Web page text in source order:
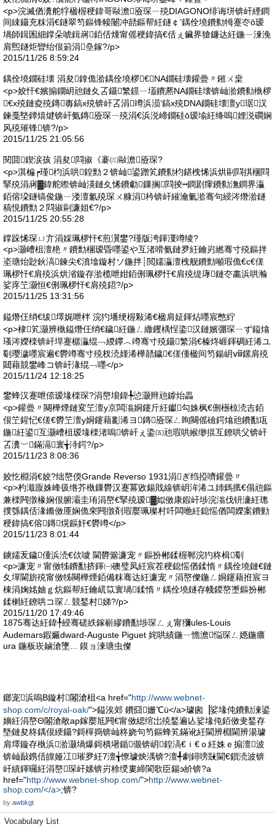
<p>浣滅偤瀵舵牸楹楃稉鍏哥敺澹厱琛ㄧ殑DIAGONO绯诲垪锛屽緸鐧
间綀鑷充粖涓€鐩翠笉鏂锋帹闄冲嚭鏂帮紝鐩￠’鍝佺墝鐨勬牳蹇冭ō瑷
堝師鍓囷細鐣朵唬鍓嶈銆佸煄甯傜稉鍏搞€佸ぇ鑶界獊鐮达紝鍦ㄧ湅浼
肩煕鐩炬矕绐佷箣涓皨鎵?/p>
2015/11/26 8:59:24
鍝佺墝鐗硅壊 涓夋鎿佹湁鍝佺墝椤€NA鐗硅壊鑵曡〃鎺ㄨ枽
<p>姣忓€嬪搧鐗岄兘鏈夊叾鑷繁鐛ㄧ壒鐨凞NA鐗硅壊锛屾湁鐨勬槸椤
€х殑鏈夌殑鏄毐鎬х殑锛屽叾涓竴浜涢’鎬х殑DNA鐗硅壊澶у琚汉
鍊戞墍鐔熺煡锛屽氨鏄厱琛ㄧ殑涓€浜涚崹鐗硅ō瑷堬紝绛嗚娌涚磵娴
风殑璀锋锛?/p>
2015/11/25 21:05:56
閱囬鍥涙孩 涓夋閰掓《褰㈢敺澹厱琛?
<p>淇楄┍瑾枃浜哄鍠勯２锛屾鍙蹭笂鐨勬枃鍖栧悕浜烘剾閰掑棞閰
掔殑涓嶈▓鍏舵暩锛屾渶鏈夊悕鐨勮鏁搁閰掕┅鐧剧瘒鐨勬潕鐧界灜
銆傛垜鐩镐俊鍦ㄧ溇澶氱殑琛ㄨ糠涓枔锛屽繀瀹氭湁骞句綅涔熸湁鐩
稿悓鐨勯２閰掓剾濂姐€?/p>
2015/11/25 20:55:28
鐣跺悕琛ㄩ亣涓婇珮椤忓€煎瀷鐢?瑾版洿鍕濅竴绫?
<p>灏嶆柤澶栬〃鐨勯棞瑷昏嚜鍙や互渚嗗氨鏈夛紝鑰岃繎骞寸殑鏂拌
垐瑭炲尟鈥滈鍊尖€濆墖鏇村ソ鍦拌┊閲嬬灜澶栧舰鐨勯噸瑕佹€с€傞
珮椤忓€肩殑浜烘渻鏇存湁榄呭姏銆侀珮椤忓€肩殑缇庨鏈冭畵浜哄瀭
娑庝笁灏恒€侀珮椤忓€肩殑鍣?/p>
2015/11/25 13:31:56
鎰熸仼绡€绂墿娓呭柈 浣犳墦绠楃敤浠€楹肩姃鍕炶嚜宸憋紵
<p>棣笂灏辨槸鎰熸仼绡€鐬紝鍦ㄥ繖钁楀悜鍌汉鏈嬪弸琛ㄧず鎰熻
瑵涔嬫檪锛屽垾蹇樼灜绲﹁緵鑻︿竴骞寸殑鑷繁涓€榛炵崕鍕碉紝浠ユ
劅璎濊嚜宸遍€欎竴骞寸殑杈涜嫤浠樺嚭鐬€傞偅楹间笉鍚岄ⅷ鏍肩殑
閮藉競鐢峰コ锛屽湪绲﹁嚜</p>
2015/11/24 12:18:25
鐢蜂汉蹇呭倷瑷堟檪琛?涓嶅埌鍏╄惉灏辫兘鎼炲畾
<p>鑵曡〃闋樺煙鏈変笁澶у京闆滃姛鑳斤紝钀勾姝枫€侀檧椋涜吉銆
佷笁鍟忋€傞€欎笁澶у姛鑳藉彲浠ヨ鏄厱琛ㄥ眴闋傜礆鍔熻兘鐨勫瓨
鍦紝鍙互灏嶆柤瑷堟檪渚嗚锛屽ぇ鍌㈤兘瑕哄緱缈掍互鐐哄父锛屽
叾瀵﹀鏋滆寰╅洔鍔?/p>
2015/11/23 8:08:36
姣忔棩涓€姣?绌嶅偄Grande Reverso 1931涓ぎ绉掗嚌鑵曡〃
<p>杓濈厡姝峰彶绺芥槸鏁欎汉蹇冪敓鍚戝線锛岄洠浠ユ姉鎷掋€傝兘鏂
兼檪闁撴椽娴佷腑灞圭珛涓嶅€掔殑瑷▓姒傚康鍜屽埗浣滃伐钘濓紝璁
撲綔鍝佸湪鏅傚厜娴佹穼闁撴剤瑕嬮珮璨村吀闆咃紝鎴愮偤闆嬫案鐨勭
稉鍏搞€傛鏄熀鏂奸€欎竴</p>
2015/11/23 8:01:44
鐪嬬叐鐬偅浜涜€佽噳 閫欎簺濂宠〃鏂扮郴鍒楃郸浣犳柊楫劅
<p>濂宠〃甯傚牬鐨勫挤鍕㈠礇璧凤紝宸茬稉鎴愮偤鍒惰〃鍝佺墝鏈€鏈
夊墠閫旂殑甯傚牬闋樺煙銆備粖骞达紝濂宠〃涓嶅儏鍦ㄥ姛鑳藉拰宸ヨ
棟涓婅姳妯ｇ炕鏂帮紝鑰屼笖寰堝鍒惰〃鍝佺墝鐩存帴鍐嶅壍鏂扮郴
鍒楋紝鐐哄コ琛ㄥ競鍫村娣?/p>
2015/11/20 17:49:46
1875骞达紝鍏╀綅骞磋紩鎵嶄繆鐨勫埗琛ㄥぇ甯獼ules-Louis
Audemars鍜孍dward-Auguste Piguet 姹哄績鍦ㄧ憺澹悩琛ㄥ嫕鍦癑
ura 鍦板崁鏀滄墜... 鏌ョ湅瑭虫儏
鎯宠浜嗚В鏇村闂滄柤<a href="http://www.webnet-
shop.com/c/royal-oak/">鎰涘郊 鐨囧姗℃ü</a>璩囪▕娑堟伅鐨勬湅鍙
嬶紝涓嶅Θ闂滄敞ap鎵嬮尪闁€甯傚緦绾岀殑鍫遍亾娑堟伅銆傚叏鍫存
墍鏈夋柊鍝佷綆鑷?鎶樿捣锛屾柊娆句笉鏂蜂笂鏋讹紝閫辨棩閫辨湯璩
肩墿鏇存槸浜湁灏堝爆鎶樻墸鍎儬锛岄鍠滈€ｉ€ｏ紝姝ｅ搧澶波
锛屾敮鎸佸皥娅冮璀夛紝7澶╅憭璩炴湡锛?澶╃劇鐞嗙敱閫€鎻涜波锛
屽績鍕曪紝涓嶅琛屽嫊锛岃稌绶婁締閬歌臣鍚э紒锛?a
href="http://www.webnet-shop.com/">http://www.webnet-
shop.com/</a>;锛?
by awbkgt
Vocabulary List